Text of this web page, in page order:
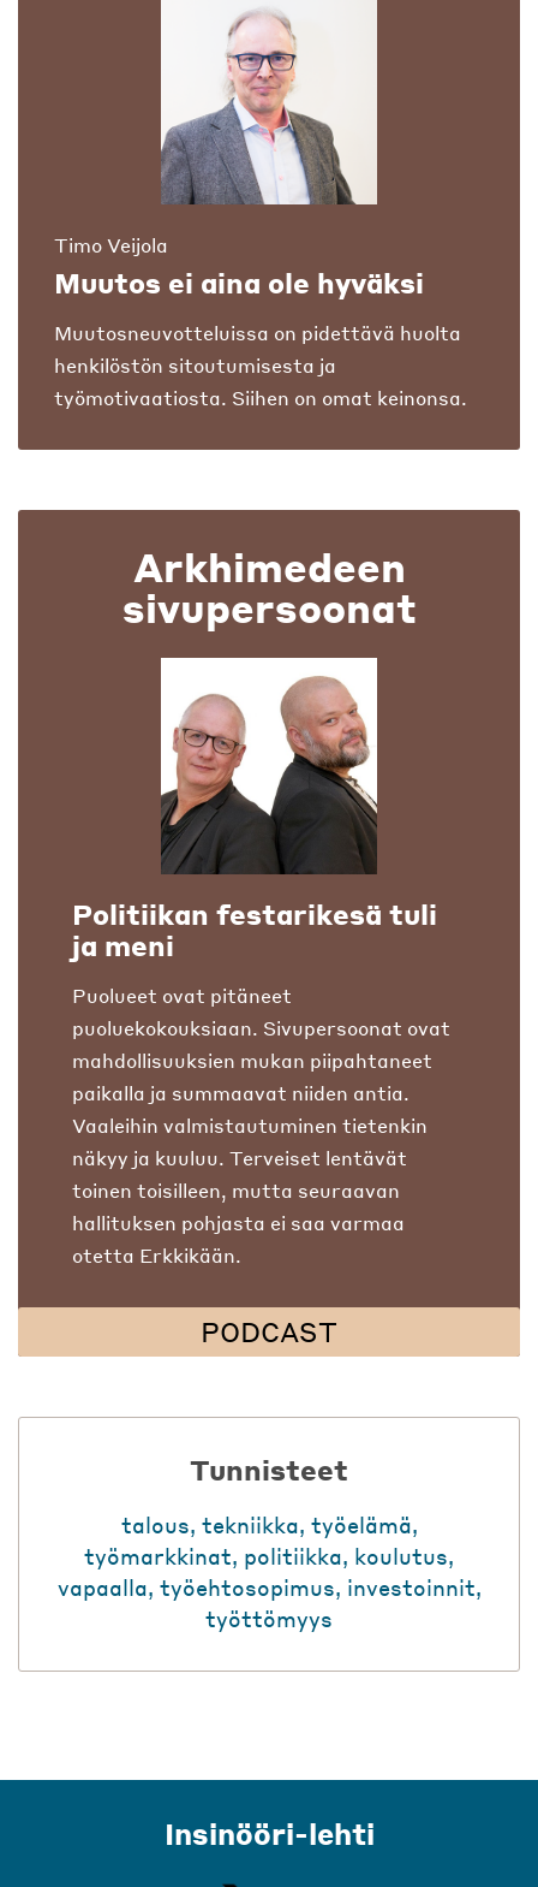
Timo Veijola
Muutos ei aina ole hyväksi
Muutosneuvotteluissa on pidettävä huolta
henkilöstön sitoutumisesta ja
työmotivaatiosta. Siihen on omat keinonsa.
Arkhimedeen
sivupersoonat
Politiikan festarikesä tuli
ja meni
Puolueet ovat pitäneet
puoluekokouksiaan. Sivupersoonat ovat
mahdollisuuksien mukan piipahtaneet
paikalla ja summaavat niiden antia.
Vaaleihin valmistautuminen tietenkin
näkyy ja kuuluu. Terveiset lentävät
toinen toisilleen, mutta seuraavan
hallituksen pohjasta ei saa varmaa
otetta Erkkikään.
PODCAST
Tunnisteet
talous, tekniikka, työelämä,
työmarkkinat, politiikka, koulutus,
vapaalla, työehtosopimus, investoinnit,
työttömyys
Insinööri-lehti